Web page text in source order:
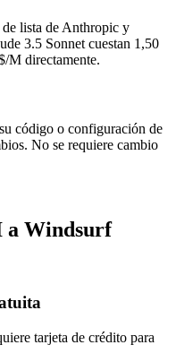
lista de Anthropic y
3.5 Sonnet cuestan 1,50
M directamente.
código o configuración de
No se requiere cambio
a Windsurf
tarjeta de crédito para